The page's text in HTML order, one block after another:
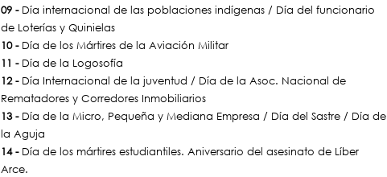
09 -Día internacional de las poblaciones indígenas / Día del funcionario
de Loterías y Quinielas
10 -Día de los Mártires de la Aviación Militar
11 -Día de la Logosofía
12 -Día Internacional de la juventud / Día de la Asoc. Nacional de
Rematadores y Corredores Inmobiliarios
13 -Día de la Micro, Pequeña y Mediana Empresa / Día del Sastre / Día de
la Aguja
14 -Día de los mártires estudiantiles. Aniversario del asesinato de Líber
Arce.